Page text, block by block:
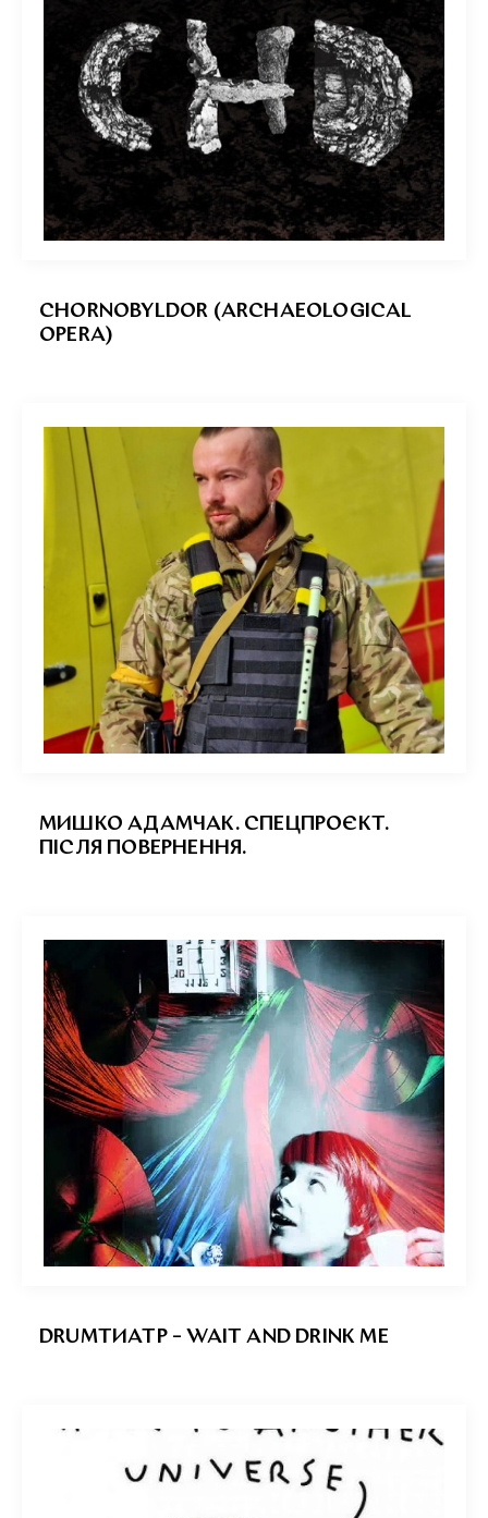
CHORNOBYLDOR (ARCHAEOLOGICAL
OPERA)
МИШКО АДАМЧАК. СПЕЦПРОЄКТ.
ПІСЛЯ ПОВЕРНЕННЯ.
DRUMTИATP – WAIT AND DRINK ME